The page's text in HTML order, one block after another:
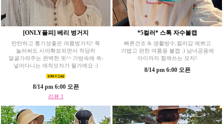
[ONLY플피] 베리 벙거지
탄탄하고 통기성좋은 여름벙거지! 푹
눌러써도 시야확보되면서 적당히
얼굴가려주는 완벽한 핏^^ 가방속에 쏙-
넣어다니는 애착모자가 될거에요 :)
8/14 pm 6:00 오픈
리뷰 1
*5컬러* 스톡 자수볼캡
빠른건조 & 생활방수,컬러감 예쁘고
가볍고 편한 여름용 볼캡 :) 남녀공용에
아이까지 함께쓰는 모자!
8/14 pm 6:00 오픈